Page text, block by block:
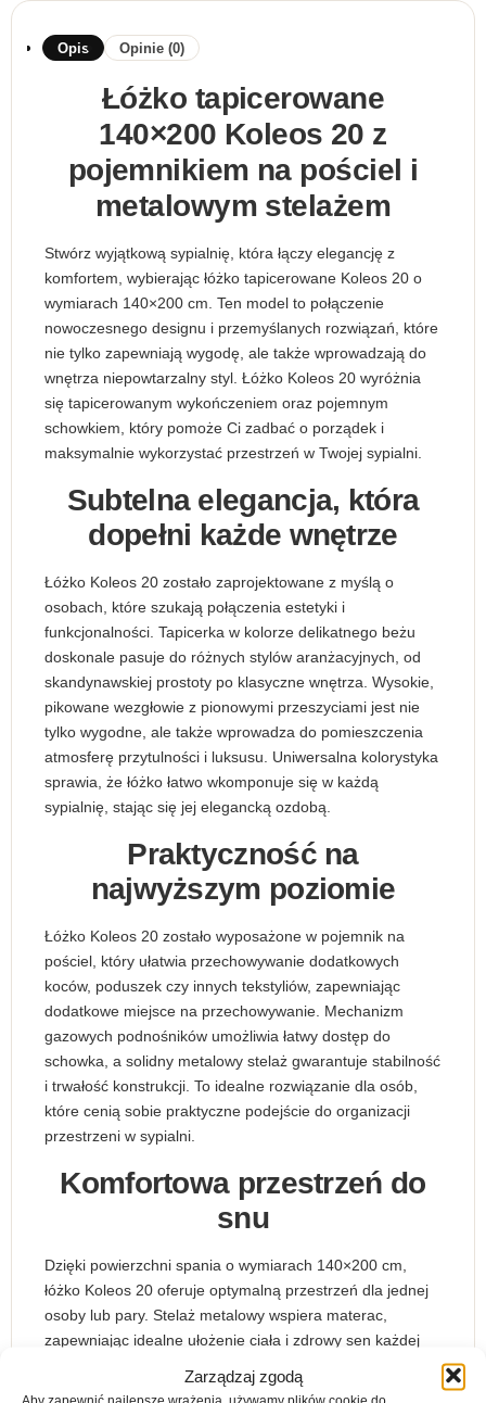
Zarządzaj zgodą
Aby zapewnić najlepsze wrażenia, używamy plików cookie do
Opis Opinie (0)
Łóżko tapicerowane
140×200 Koleos 20 z
pojemnikiem na pościel i
metalowym stelażem
Stwórz wyjątkową sypialnię, która łączy elegancję z
komfortem, wybierając łóżko tapicerowane Koleos 20 o
wymiarach 140×200 cm. Ten model to połączenie
nowoczesnego designu i przemyślanych rozwiązań, które
nie tylko zapewniają wygodę, ale także wprowadzają do
wnętrza niepowtarzalny styl. Łóżko Koleos 20 wyróżnia
się tapicerowanym wykończeniem oraz pojemnym
schowkiem, który pomoże Ci zadbać o porządek i
maksymalnie wykorzystać przestrzeń w Twojej sypialni.
Subtelna elegancja, która
dopełni każde wnętrze
Łóżko Koleos 20 zostało zaprojektowane z myślą o
osobach, które szukają połączenia estetyki i
funkcjonalności. Tapicerka w kolorze delikatnego beżu
doskonale pasuje do różnych stylów aranżacyjnych, od
skandynawskiej prostoty po klasyczne wnętrza. Wysokie,
pikowane wezgłowie z pionowymi przeszyciami jest nie
tylko wygodne, ale także wprowadza do pomieszczenia
atmosferę przytulności i luksusu. Uniwersalna kolorystyka
sprawia, że łóżko łatwo wkomponuje się w każdą
sypialnię, stając się jej elegancką ozdobą.
Praktyczność na
najwyższym poziomie
Łóżko Koleos 20 zostało wyposażone w pojemnik na
pościel, który ułatwia przechowywanie dodatkowych
koców, poduszek czy innych tekstyliów, zapewniając
dodatkowe miejsce na przechowywanie. Mechanizm
gazowych podnośników umożliwia łatwy dostęp do
schowka, a solidny metalowy stelaż gwarantuje stabilność
i trwałość konstrukcji. To idealne rozwiązanie dla osób,
które cenią sobie praktyczne podejście do organizacji
przestrzeni w sypialni.
Komfortowa przestrzeń do
snu
Dzięki powierzchni spania o wymiarach 140×200 cm,
łóżko Koleos 20 oferuje optymalną przestrzeń dla jednej
osoby lub pary. Stelaż metalowy wspiera materac,
zapewniając idealne ułożenie ciała i zdrowy sen każdej
tkaniną, która chroni przechowywane w pojemniku rzeczy